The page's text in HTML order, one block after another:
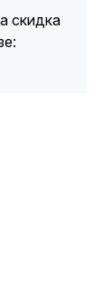
скидка